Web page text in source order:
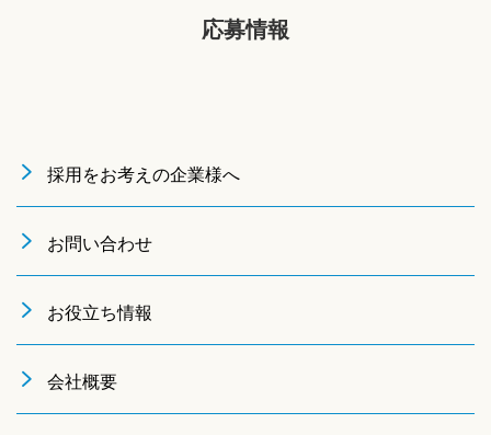
応募情報
採用をお考えの企業様へ
お問い合わせ
お役立ち情報
会社概要